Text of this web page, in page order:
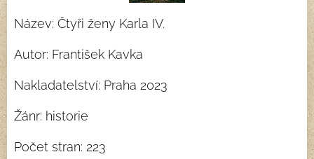
Název: Čtyři ženy Karla IV.
Autor: František Kavka
Nakladatelství: Praha 2023
Žánr: historie
Počet stran: 223